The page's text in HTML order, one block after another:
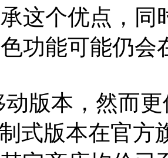
这个优点，同
功能可能仍会
动版本，然而
式版本在官方